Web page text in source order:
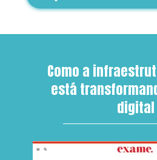
Como a
está
digital